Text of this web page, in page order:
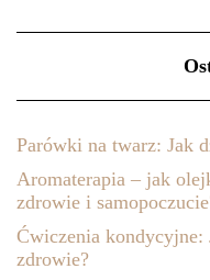
Parówki na twarz: Jak
Aromaterapia – jak
zdrowie i
Ćwiczenia
zdrowie?